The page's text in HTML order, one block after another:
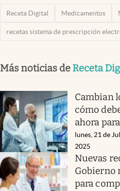
Receta Digital Medicamentos
recetas sistema de prescripción
Más noticias de Receta
Cambian
cómo
ahora
lunes, 21 de
2025
Nuevas
Gobierno
para